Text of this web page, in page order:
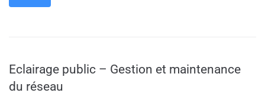
Eclairage public – Gestion et maintenance
du réseau